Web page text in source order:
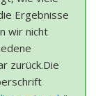
Ergebnisse
wir nicht
zurück.Die